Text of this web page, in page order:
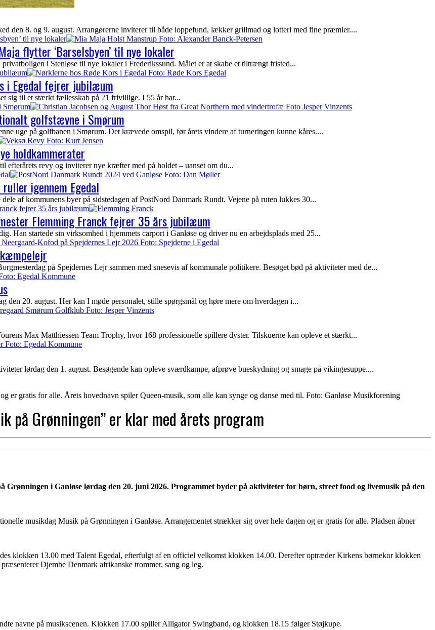
den 8. og 9. august. Arrangørerne inviterer til både loppefund, lækker grillmad og lotteri med fine præmier....
til nye lokaler
flytter ‘Barselsbyen’ til nye lokaler
i Stenløse til nye lokaler i Frederikssund. Målet er at skabe et tiltrængt fristed...
i Egedal fejrer jubilæum
sig til et stærkt fællesskab på 21 frivillige. I 55 år har...
Smørum
golfstævne i Smørum
uge på golfbanen i Smørum. Det krævede omspil, før årets vindere af turneringen kunne kåres....
holdkammerater
efterårets revy og inviterer nye kræfter med på holdet – uanset om du...
igennem Egedal
af kommunens byer på sidstedagen af PostNord Danmark Rundt. Vejene på ruten lukkes 30...
fejrer 35 års jubilæum
Flemming Franck fejrer 35 års jubilæum
Han startede sin virksomhed i hjemmets carport i Ganløse og driver nu en arbejdsplads med 25...
på Spejdernes Lejr sammen med snesevis af kommunale politikere. Besøget bød på aktiviteter med de...
20. august. Her kan I møde personalet, stille spørgsmål og høre mere om hverdagen i...
Max Matthiessen Team Trophy, hvor 168 professionelle spillere dyster. Tilskuerne kan opleve et stærkt...
lørdag den 1. august. Besøgende kan opleve sværdkampe, afprøve bueskydning og smage på vikingesuppe....
er gratis for alle. Årets hovednavn spiler Queen-musik, som alle kan synge og danse med til. Foto: Ganløse Musikforening
på Grønningen” er klar med årets program
i Ganløse lørdag den 20. juni 2026. Programmet byder på aktiviteter for børn, street food og livemusik på den
musikdag Musik på Grønningen i Ganløse. Arrangementet strækker sig over hele dagen og er gratis for alle. Pladsen åbner
klokken 13.00 med Talent Egedal, efterfulgt af en officiel velkomst klokken 14.00. Derefter optræder Kirkens børnekor klokken
Djembe Denmark afrikanske trommer, sang og leg.
navne på musikscenen. Klokken 17.00 spiller Alligator Swingband, og klokken 18.15 følger Støjkupe.